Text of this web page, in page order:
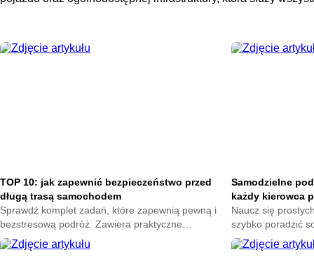
TOP 10: jak zapewnić bezpieczeństwo przed
długą trasą samochodem
Sprawdź komplet zadań, które zapewnią pewną i
bezstresową podróż. Zawiera praktyczne
wskazówki od stanu pojazdu po niezbędne
wyposażenie awaryjne. Przygotuj się na wyjazd.
Samodzielne
każdy kierowca
Naucz się
szybko poradzić
zaoszczędzić
wskazówki i